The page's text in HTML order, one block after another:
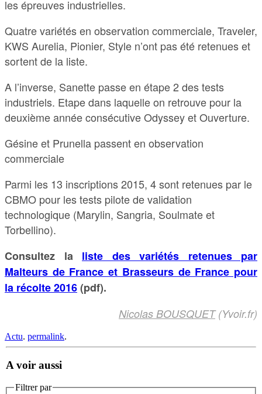
les épreuves industrielles.
Quatre variétés en observation commerciale, Traveler,
KWS Aurelia, Pionier, Style n’ont pas été retenues et
sortent de la liste.
A l’inverse, Sanette passe en étape 2 des tests
industriels. Etape dans laquelle on retrouve pour la
deuxième année consécutive Odyssey et Ouverture.
Gésine et Prunella passent en observation
commerciale
Parmi les 13 inscriptions 2015, 4 sont retenues par le
CBMO pour les tests pilote de validation
technologique (Marylin, Sangria, Soulmate et
Torbellino).
Consultez la liste des variétés retenues par
Malteurs de France et Brasseurs de France pour
la récolte 2016(pdf).
Nicolas BOUSQUET(Yvoir.fr)
Actu. permalink.
A voir aussi
Filtrer par